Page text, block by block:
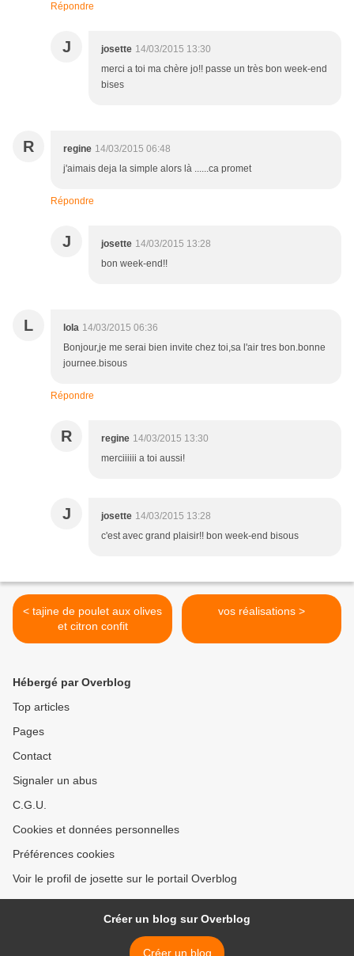
Répondre
J josette 14/03/2015 13:30
merci a toi ma chère jo!! passe un très bon week-end
bises
R regine 14/03/2015 06:48
j'aimais deja la simple alors là ......ca promet
Répondre
J josette 14/03/2015 13:28
bon week-end!!
L lola 14/03/2015 06:36
Bonjour,je me serai bien invite chez toi,sa l'air tres bon.bonne
journee.bisous
Répondre
R regine 14/03/2015 13:30
merciiiiii a toi aussi!
J josette 14/03/2015 13:28
c'est avec grand plaisir!! bon week-end bisous
< tajine de poulet aux olives
et citron confit
vos réalisations >
Hébergé par Overblog
Top articles
Pages
Contact
Signaler un abus
C.G.U.
Cookies et données personnelles
Préférences cookies
Voir le profil de josette sur le portail Overblog
Créer un blog sur Overblog
Créer un blog